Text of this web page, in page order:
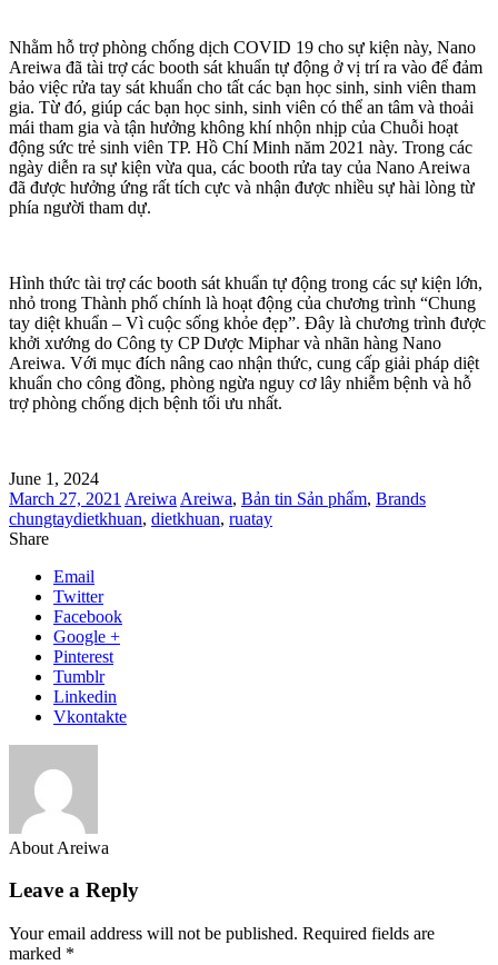
Nhằm hỗ trợ phòng chống dịch COVID 19 cho sự kiện này, Nano
Areiwa đã tài trợ các booth sát khuẩn tự động ở vị trí ra vào để đảm
bảo việc rửa tay sát khuẩn cho tất các bạn học sinh, sinh viên tham
gia. Từ đó, giúp các bạn học sinh, sinh viên có thể an tâm và thoải
mái tham gia và tận hưởng không khí nhộn nhịp của Chuỗi hoạt
động sức trẻ sinh viên TP. Hồ Chí Minh năm 2021 này. Trong các
ngày diễn ra sự kiện vừa qua, các booth rửa tay của Nano Areiwa
đã được hưởng ứng rất tích cực và nhận được nhiều sự hài lòng từ
phía người tham dự.
Hình thức tài trợ các booth sát khuẩn tự động trong các sự kiện lớn,
nhỏ trong Thành phố chính là hoạt động của chương trình “Chung
tay diệt khuẩn – Vì cuộc sống khỏe đẹp”. Đây là chương trình được
khởi xướng do Công ty CP Dược Miphar và nhãn hàng Nano
Areiwa. Với mục đích nâng cao nhận thức, cung cấp giải pháp diệt
khuẩn cho công đồng, phòng ngừa nguy cơ lây nhiễm bệnh và hỗ
trợ phòng chống dịch bệnh tối ưu nhất.
June 1, 2024
March 27, 2021 Areiwa Areiwa, Bản tin Sản phẩm, Brands
chungtaydietkhuan, dietkhuan, ruatay
Share
Email
Twitter
Facebook
Google +
Pinterest
Tumblr
Linkedin
Vkontakte
About Areiwa
Leave a Reply
Your email address will not be published. Required fields are
marked *